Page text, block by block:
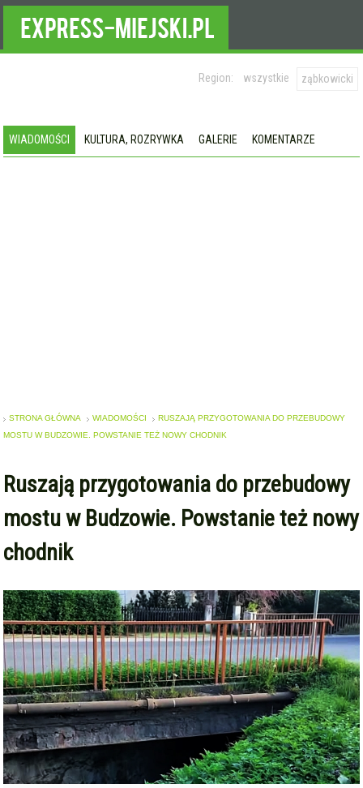
Region: wszystkie ząbkowicki
WIADOMOŚCI KULTURA, ROZRYWKA GALERIE KOMENTARZE
STRONA GŁÓWNA WIADOMOŚCI
RUSZAJĄ PRZYGOTOWANIA DO PRZEBUDOWY
MOSTU W BUDZOWIE. POWSTANIE TEŻ NOWY CHODNIK
Ruszają przygotowania do przebudowy
mostu w Budzowie. Powstanie też nowy
chodnik